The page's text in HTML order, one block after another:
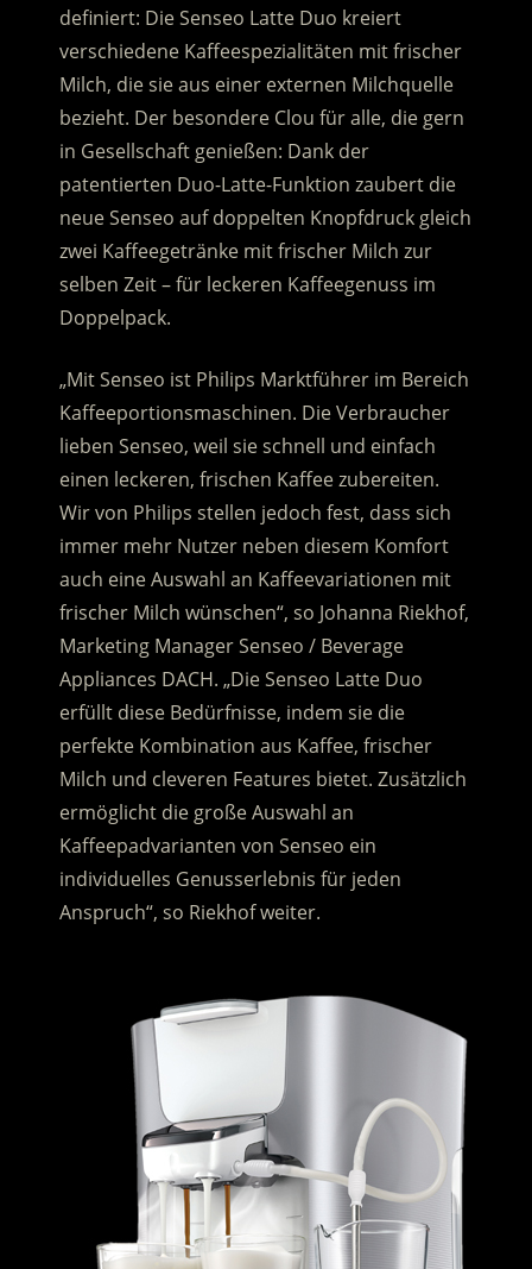
definiert: Die Senseo Latte Duo kreiert
verschiedene Kaffeespezialitäten mit frischer
Milch, die sie aus einer externen Milchquelle
bezieht. Der besondere Clou für alle, die gern
in Gesellschaft genießen: Dank der
patentierten Duo-Latte-Funktion zaubert die
neue Senseo auf doppelten Knopfdruck gleich
zwei Kaffeegetränke mit frischer Milch zur
selben Zeit – für leckeren Kaffeegenuss im
Doppelpack.
„Mit Senseo ist Philips Marktführer im Bereich
Kaffeeportionsmaschinen. Die Verbraucher
lieben Senseo, weil sie schnell und einfach
einen leckeren, frischen Kaffee zubereiten.
Wir von Philips stellen jedoch fest, dass sich
immer mehr Nutzer neben diesem Komfort
auch eine Auswahl an Kaffeevariationen mit
frischer Milch wünschen“, so Johanna Riekhof,
Marketing Manager Senseo / Beverage
Appliances DACH. „Die Senseo Latte Duo
erfüllt diese Bedürfnisse, indem sie die
perfekte Kombination aus Kaffee, frischer
Milch und cleveren Features bietet. Zusätzlich
ermöglicht die große Auswahl an
Kaffeepadvarianten von Senseo ein
individuelles Genusserlebnis für jeden
Anspruch“, so Riekhof weiter.